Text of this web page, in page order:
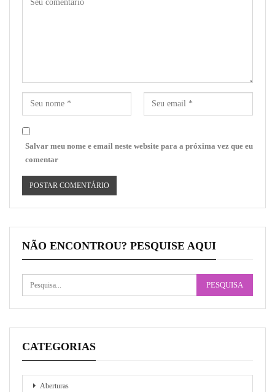
Salvar meu nome e email neste website para a próxima vez que eu
comentar
NÃO ENCONTROU? PESQUISE AQUI
CATEGORIAS
Aberturas